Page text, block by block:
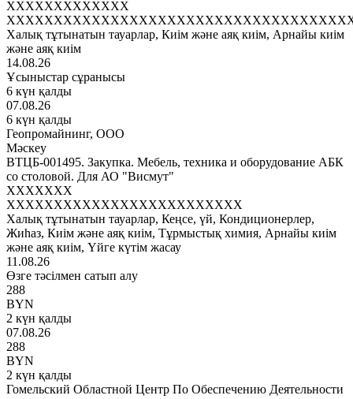
XXXXXXXXXXXXX
Халық тұтынатын тауарлар, Киім және аяқ киім, Арнайы киім
және аяқ киім
14.08.26
Ұсыныстар сұранысы
6 күн қалды
07.08.26
6 күн қалды
Геопромайнинг, ООО
Мәскеу
ВТЦБ-001495. Закупка. Мебель, техника и оборудование АБК
со столовой. Для АО "Висмут"
XXXXXXX
XXXXXXXXXXXXXXXXXXXXXXXXX
Халық тұтынатын тауарлар, Кеңсе, үй, Кондиционерлер,
Жиһаз, Киім және аяқ киім, Тұрмыстық химия, Арнайы киім
және аяқ киім, Үйге күтім жасау
11.08.26
Өзге тәсілмен сатып алу
288
BYN
2 күн қалды
07.08.26
288
BYN
2 күн қалды
Гомельский Областной Центр По Обеспечению Деятельности